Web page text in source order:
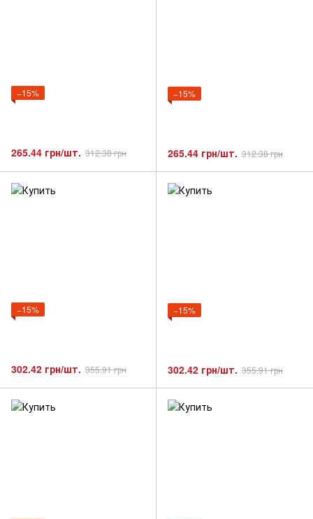
−15%
265.44 грн/шт. 312.38 грн
−15%
265.44 грн/шт. 312.38 грн
−15%
302.42 грн/шт. 355.91 грн
−15%
302.42 грн/шт. 355.91 грн